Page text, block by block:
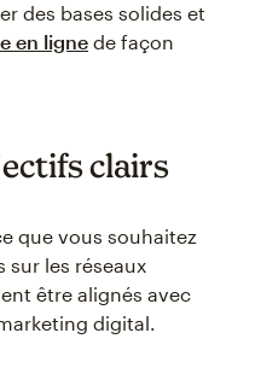
des bases solides et
en ligne de façon
clairs
que vous souhaitez
sur les réseaux
être alignés avec
digital.